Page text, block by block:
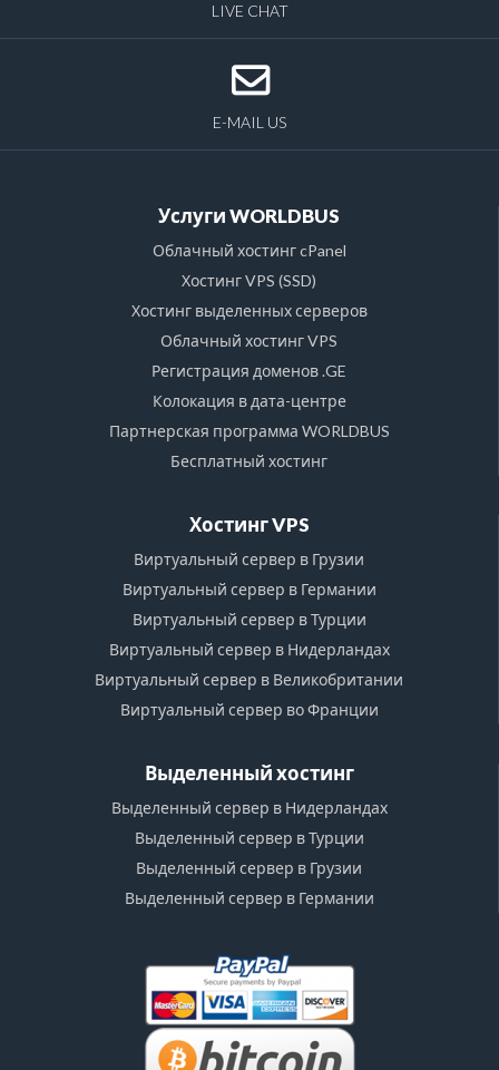
LIVE CHAT
E-MAIL US
Услуги WORLDBUS
Облачный хостинг cPanel
Хостинг VPS (SSD)
Хостинг выделенных серверов
Облачный хостинг VPS
Регистрация доменов .GE
Колокация в дата-центре
Партнерская программа WORLDBUS
Бесплатный хостинг
Хостинг VPS
Виртуальный сервер в Грузии
Виртуальный сервер в Германии
Виртуальный сервер в Турции
Виртуальный сервер в Нидерландах
Виртуальный сервер в Великобритании
Виртуальный сервер во Франции
Выделенный хостинг
Выделенный сервер в Нидерландах
Выделенный сервер в Турции
Выделенный сервер в Грузии
Выделенный сервер в Германии